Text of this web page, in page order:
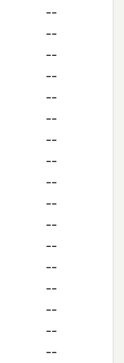
--
--
--
--
--
--
--
--
--
--
--
--
--
--
--
--
--